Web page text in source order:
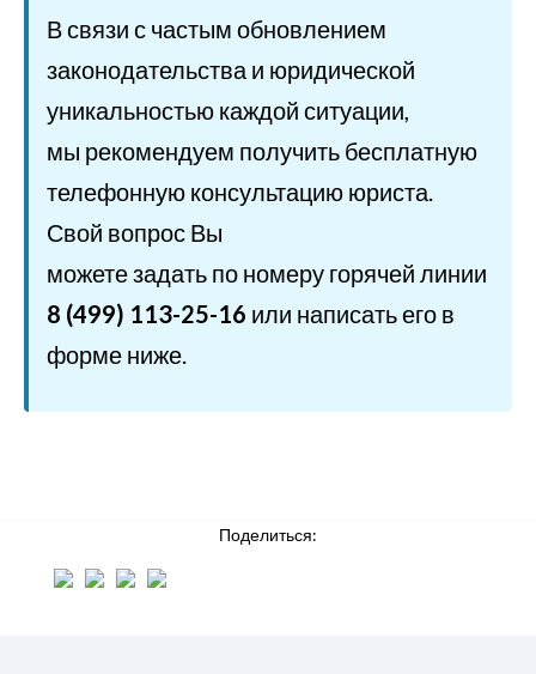
В связи с частым обновлением
законодательства и юридической
уникальностью каждой ситуации,
мы рекомендуем получить бесплатную
телефонную консультацию юриста.
Свой вопрос Вы
можете задать по номеру горячей линии
8 (499) 113-25-16 или написать его в
форме ниже.
Поделиться: